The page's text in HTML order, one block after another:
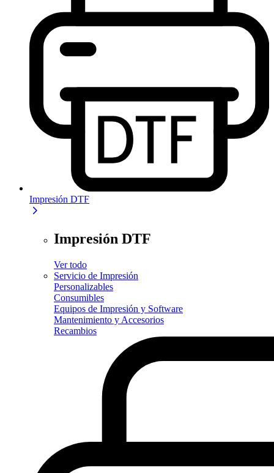
Impresión DTF
Impresión DTF
Ver todo
Servicio de Impresión
Personalizables
Consumibles
Equipos de Impresión y Software
Mantenimiento y Accesorios
Recambios